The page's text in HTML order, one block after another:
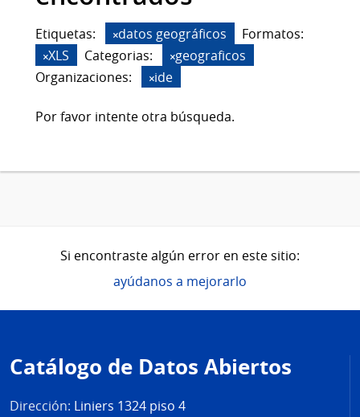
Etiquetas: datos geográficos
Formatos:
XLS
Categorias:
geograficos
Organizaciones:
ide
Por favor intente otra búsqueda.
Si encontraste algún error en este sitio:
ayúdanos a mejorarlo
de
página
Catálogo de Datos Abiertos
Dirección: Liniers 1324 piso 4